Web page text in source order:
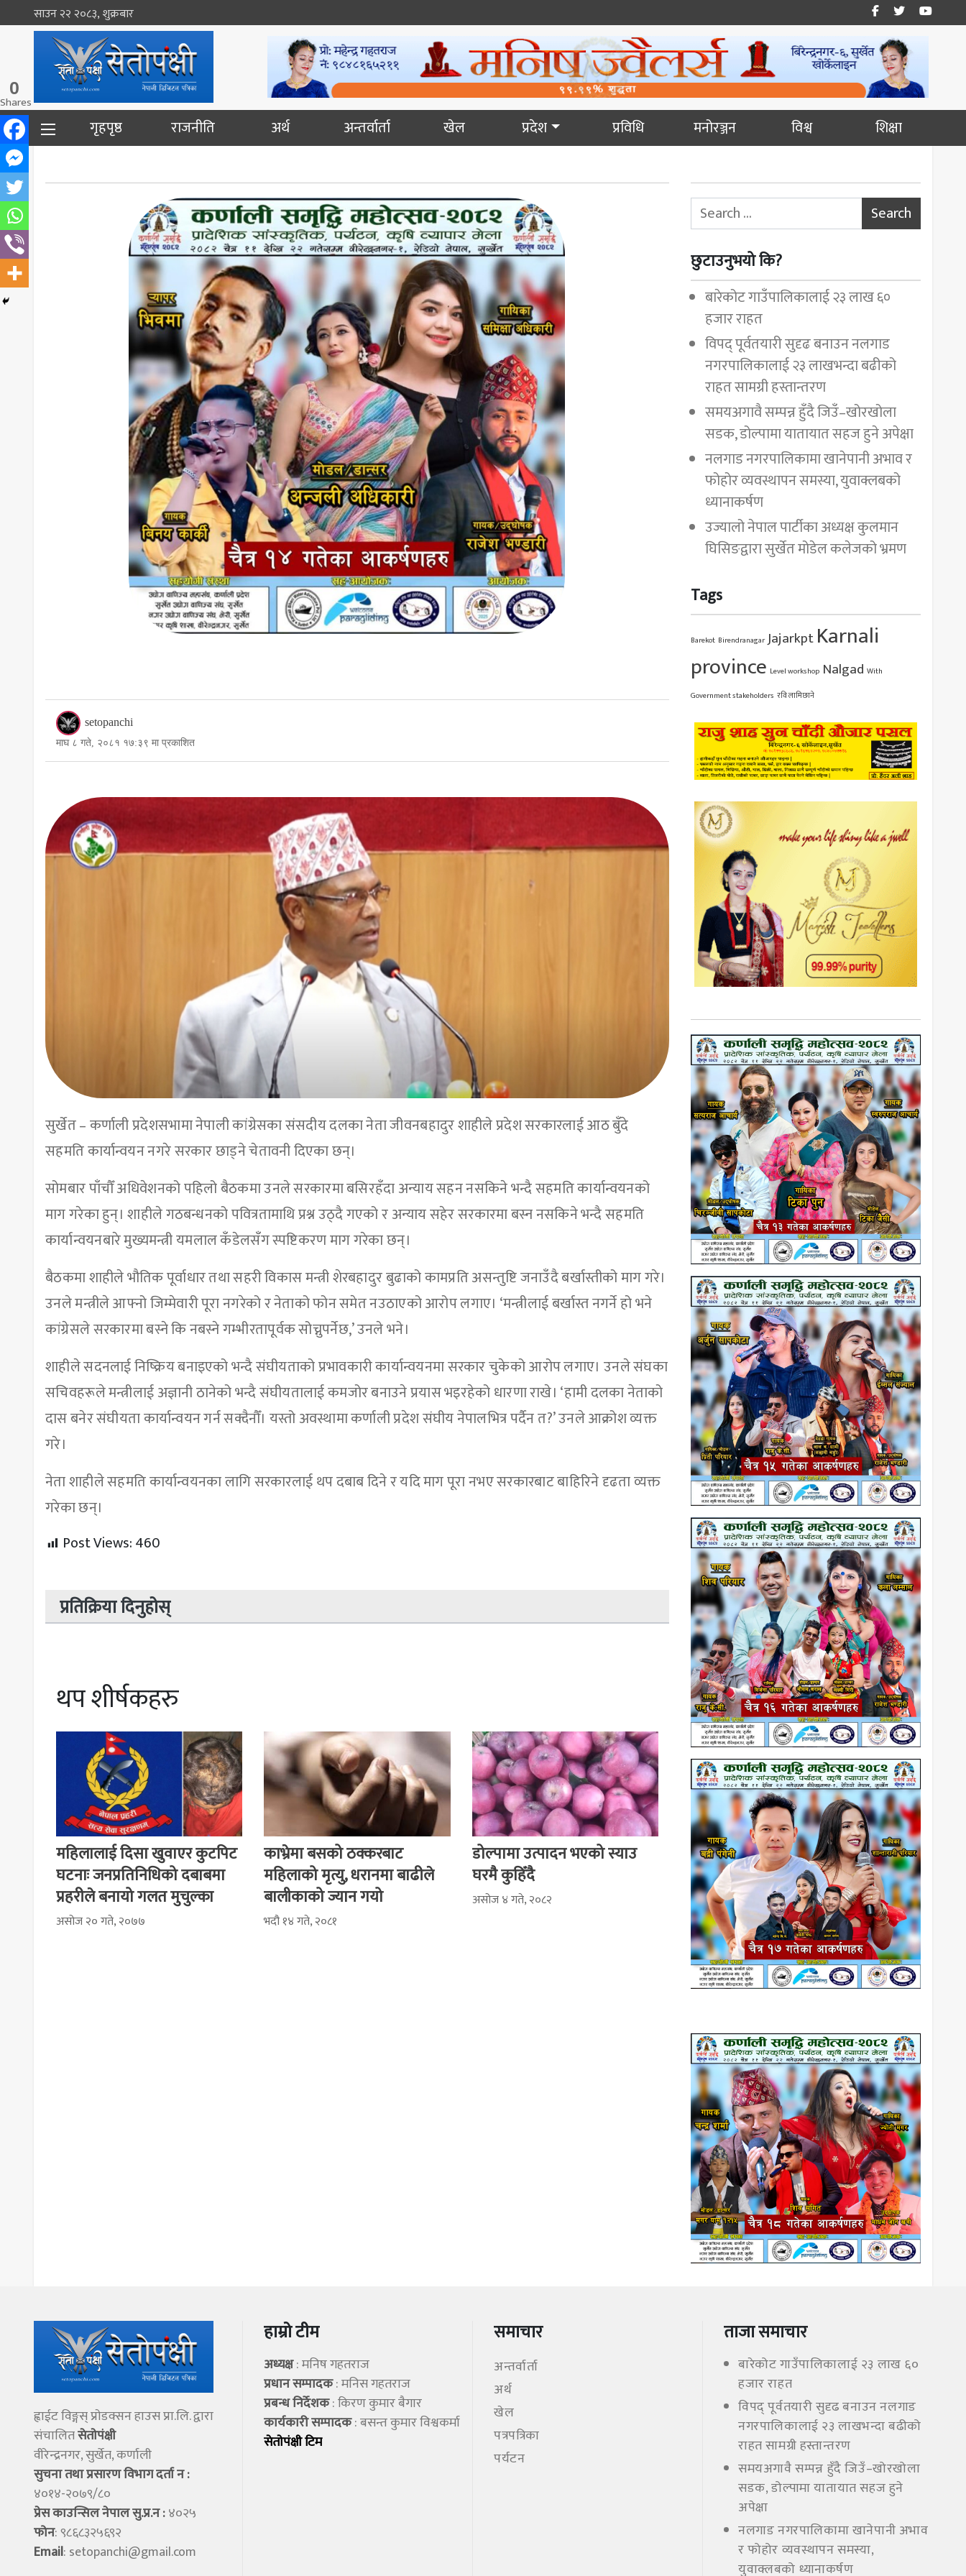
साउन २२ २०८३, शुक्रबार
गृहपृष्ठ राजनीति अर्थ अन्तर्वार्ता खेल प्रदेश प्रविधि मनोरञ्जन विश्व शिक्षा
setopanchi
माघ ८ गते, २०८१ १७:३९ मा प्रकाशित
सुर्खेत – कर्णाली प्रदेशसभामा नेपाली कांग्रेसका संसदीय दलका नेता जीवनबहादुर शाहीले प्रदेश सरकारलाई आठ बुँदे
सहमति कार्यान्वयन नगरे सरकार छाड्ने चेतावनी दिएका छन्।
सोमबार पाँचौँ अधिवेशनको पहिलो बैठकमा उनले सरकारमा बसिरहँदा अन्याय सहन नसकिने भन्दै सहमति कार्यान्वयनको
माग गरेका हुन्। शाहीले गठबन्धनको पवित्रतामाथि प्रश्न उठ्दै गएको र अन्याय सहेर सरकारमा बस्न नसकिने भन्दै सहमति
कार्यान्वयनबारे मुख्यमन्त्री यमलाल कँडेलसँग स्पष्टिकरण माग गरेका छन्।
बैठकमा शाहीले भौतिक पूर्वाधार तथा सहरी विकास मन्त्री शेरबहादुर बुढाको कामप्रति असन्तुष्टि जनाउँदै बर्खास्तीको माग गरे।
उनले मन्त्रीले आफ्नो जिम्मेवारी पूरा नगरेको र नेताको फोन समेत नउठाएको आरोप लगाए। ‘मन्त्रीलाई बर्खास्त नगर्ने हो भने
कांग्रेसले सरकारमा बस्ने कि नबस्ने गम्भीरतापूर्वक सोच्नुपर्नेछ,’ उनले भने।
शाहीले सदनलाई निष्क्रिय बनाइएको भन्दै संघीयताको प्रभावकारी कार्यान्वयनमा सरकार चुकेको आरोप लगाए। उनले संघका
सचिवहरूले मन्त्रीलाई अज्ञानी ठानेको भन्दै संघीयतालाई कमजोर बनाउने प्रयास भइरहेको धारणा राखे। ‘हामी दलका नेताको
दास बनेर संघीयता कार्यान्वयन गर्न सक्दैनौँ। यस्तो अवस्थामा कर्णाली प्रदेश संघीय नेपालभित्र पर्दैन त?’ उनले आक्रोश व्यक्त
गरे।
नेता शाहीले सहमति कार्यान्वयनका लागि सरकारलाई थप दबाब दिने र यदि माग पूरा नभए सरकारबाट बाहिरिने दृढता व्यक्त
गरेका छन्।
Post Views:460
0
Shares
प्रतिक्रिया दिनुहोस्
थप शीर्षकहरु
महिलालाई दिसा खुवाएर कुटपिट
घटनाः जनप्रतिनिधिको दबाबमा
प्रहरीले बनायो गलत मुचुल्का
असोज २० गते, २०७७
काभ्रेमा बसको ठक्करबाट
महिलाको मृत्यु, धरानमा बाढीले
बालीकाको ज्यान गयो
भदौ १४ गते, २०८१
डोल्पामा उत्पादन भएको स्याउ
घरमै कुहिँदै
असोज ४ गते, २०८२
Search for:
छुटाउनुभयो कि?
बारेकोट गाउँपालिकालाई २३ लाख ६०
हजार राहत
विपद् पूर्वतयारी सुदृढ बनाउन नलगाड
नगरपालिकालाई २३ लाखभन्दा बढीको
राहत सामग्री हस्तान्तरण
समयअगावै सम्पन्न हुँदै जिउँ–खोरखोला
सडक, डोल्पामा यातायात सहज हुने अपेक्षा
नलगाड नगरपालिकामा खानेपानी अभाव र
फोहोर व्यवस्थापन समस्या, युवाक्लबको
ध्यानाकर्षण
उज्यालो नेपाल पार्टीका अध्यक्ष कुलमान
घिसिङद्वारा सुर्खेत मोडेल कलेजको भ्रमण
Tags
Barekot Birendranagar JajarkptKarnali
province Level workshop Nalgad With
Government stakeholders रवि लामिछाने
ह्वाईट विङ्गस् प्राेडक्सन हाउस प्रा.लि. द्वारा
संचालितसेताेपंक्षी
वीरेन्द्रनगर, सुर्खेत, कर्णाली
सुचना तथा प्रसारण विभाग दर्ता न :
४०१४-२०७९/८०
प्रेस काउन्सिल नेपाल सु.प्र.न :४०२५
फोन: ९८६८३२५६९२
Email: setopanchi@gmail.com
हाम्रो टीम
अध्यक्ष: मनिष गहतराज
प्रधान सम्पादक: मनिस गहतराज
प्रबन्ध निर्देशक: किरण कुमार बैगार
कार्यकारी सम्पादक: बसन्त कुमार विश्वकर्मा
सेताेपंक्षी टिम
समाचार
अन्तर्वार्ता
अर्थ
खेल
पत्रपत्रिका
पर्यटन
ताजा समाचार
बारेकोट गाउँपालिकालाई २३ लाख ६०
हजार राहत
विपद् पूर्वतयारी सुदृढ बनाउन नलगाड
नगरपालिकालाई २३ लाखभन्दा बढीको
राहत सामग्री हस्तान्तरण
समयअगावै सम्पन्न हुँदै जिउँ–खोरखोला
सडक, डोल्पामा यातायात सहज हुने
अपेक्षा
नलगाड नगरपालिकामा खानेपानी अभाव
र फोहोर व्यवस्थापन समस्या,
युवाक्लबको ध्यानाकर्षण